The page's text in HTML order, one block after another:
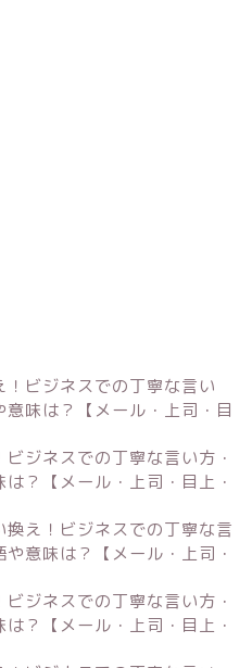
！ビジネスでの丁寧な言い
味は？【メール・上司・目
ジネスでの丁寧な言い方・
？【メール・上司・目上・
換え！ビジネスでの丁寧な言
意味は？【メール・上司・
ジネスでの丁寧な言い方・
？【メール・上司・目上・
Excel
単位変換・換算
科学・計算関連